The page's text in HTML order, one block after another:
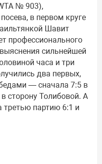
№ 903),
в первом круге
Шавит
профессионального
сильнейшей
часа и три
два первых,
— сначала 7:5 в
сторону Толибовой. А
третью партию 6:1 и